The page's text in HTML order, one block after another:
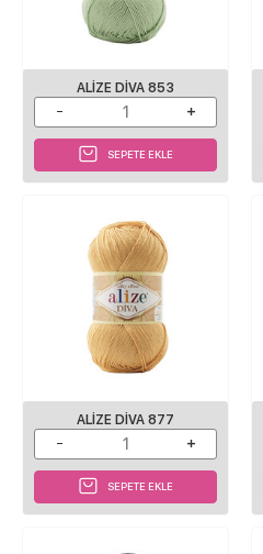
ALIZE DIVA 853
SEPETE EKLE
ALIZE DIVA 877
SEPETE EKLE